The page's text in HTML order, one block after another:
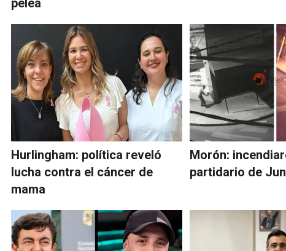
Hurlingham: política reveló
lucha contra el cáncer de
mama
Morón:
partidario de